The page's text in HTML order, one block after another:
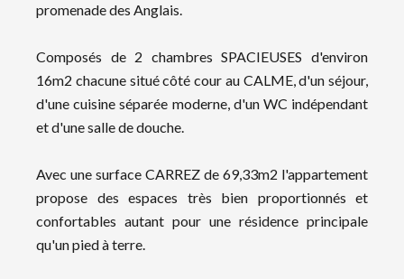
promenade des Anglais.
Composés de 2 chambres SPACIEUSES d'environ
16m2 chacune situé côté cour au CALME, d'un séjour,
d'une cuisine séparée moderne, d'un WC indépendant
et d'une salle de douche.
Avec une surface CARREZ de 69,33m2 l'appartement
propose des espaces très bien proportionnés et
confortables autant pour une résidence principale
qu'un pied à terre.